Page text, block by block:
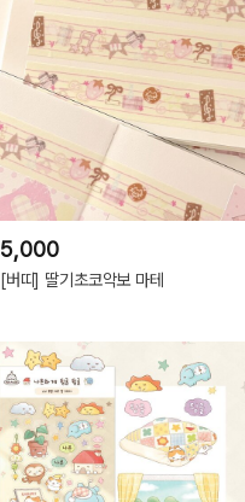
5,000
[버띠] 딸기초코악보 마테